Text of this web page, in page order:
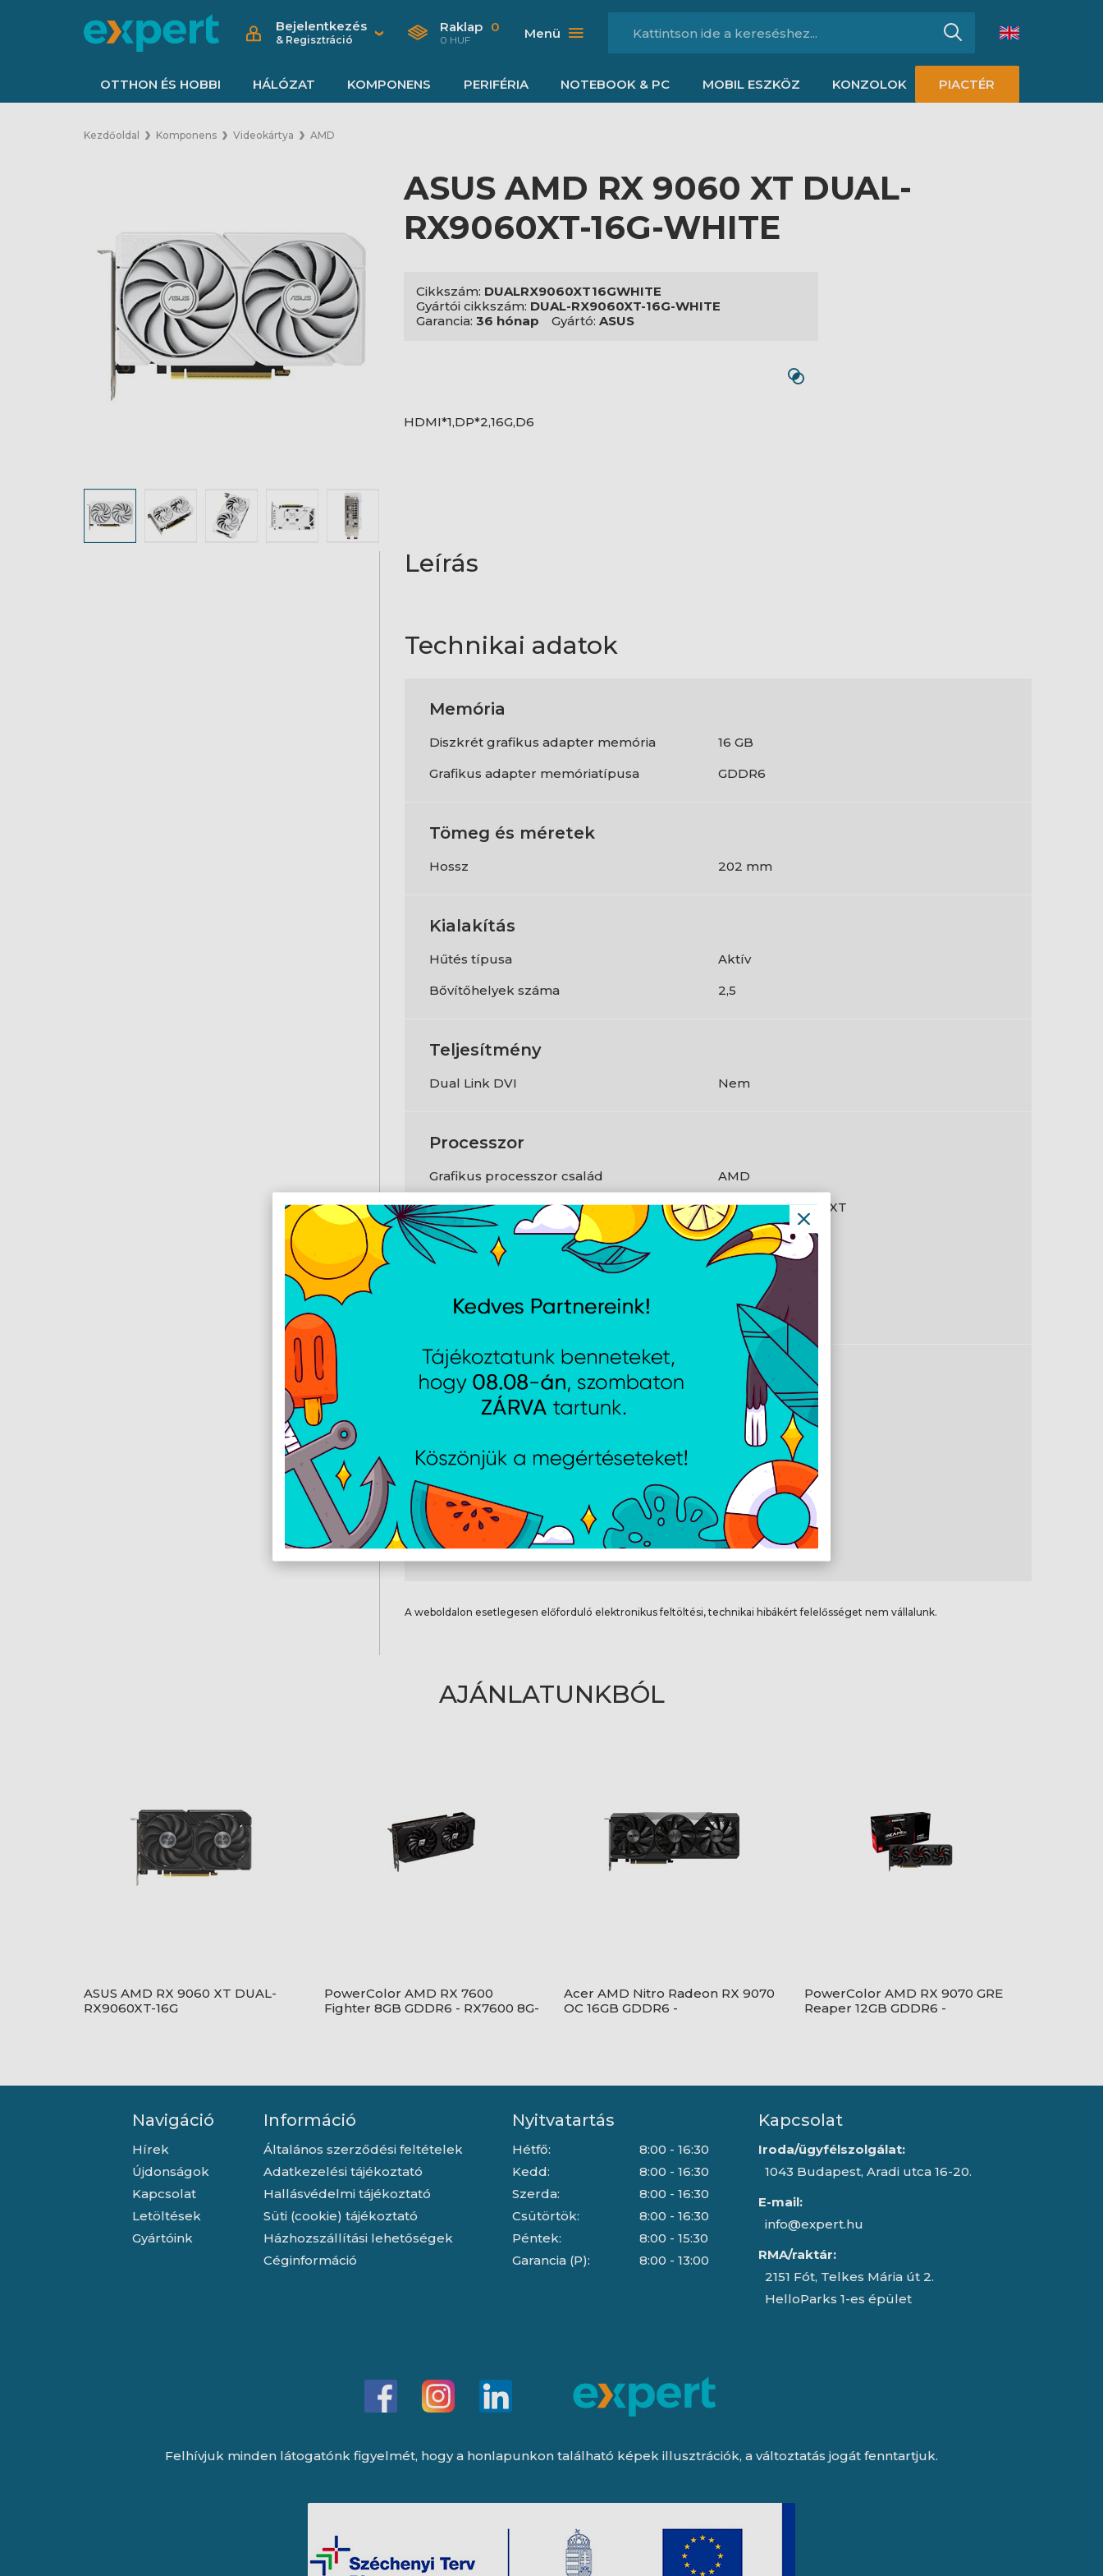
Bejelentkezés
& Regisztráció
Raklap 0
0 HUF Menü
OTTHON ÉS HOBBI HÁLÓZAT KOMPONENS PERIFÉRIA NOTEBOOK & PC MOBIL ESZKÖZ KONZOLOK PIACTÉR
Kezdőoldal Komponens Videokártya AMD
ASUS AMD RX 9060 XT DUAL-
RX9060XT-16G-WHITE
Cikkszám: DUALRX9060XT16GWHITE
Gyártói cikkszám: DUAL-RX9060XT-16G-WHITE
Garancia: 36 hónap Gyártó: ASUS
HDMI*1,DP*2,16G,D6
Leírás
Technikai adatok
Memória
Diszkrét grafikus adapter memória
16 GB
Grafikus adapter memóriatípusa
GDDR6
Tömeg és méretek
Hossz 202 mm
Kialakítás
Hűtés típusa
Aktív
Bővítőhelyek száma
2,5
Teljesítmény
Dual Link DVI Nem
Processzor
Grafikus processzor család
AMD
Grafikus processzor
Radeon RX 9060 XT
Kijelzők max. száma videókártyánként
3
Processzor boost órajel (OC mód)
3 250 Mhz
Processzor órajel boost sebessége
(játék módban)
2 620 Mhz
Csatlakozók és csatlakozási
felületek
PCI Express 5.0
HDMI portok mennyisége
DVI-D portok száma
DisplayPort száma
2
DVI-I portok száma
0
A weboldalon esetlegesen előforduló elektronikus feltöltési, technikai hibákért felelősséget nem vállalunk.
AJÁNLATUNKBÓL
ASUS AMD RX 9060 XT DUAL-
RX9060XT-16G
PowerColor AMD RX 7600
Fighter 8GB GDDR6 - RX7600 8G-
Acer AMD Nitro Radeon RX 9070
OC 16GB GDDR6 -
PowerColor AMD RX 9070 GRE
Reaper 12GB GDDR6 -
Navigáció
Hírek
Újdonságok
Kapcsolat
Letöltések
Gyártóink
Információ
Általános szerződési feltételek
Adatkezelési tájékoztató
Hallásvédelmi tájékoztató
Süti (cookie) tájékoztató
Házhozszállítási lehetőségek
Céginformáció
Nyitvatartás
Hétfő:
Kedd:
Szerda:
Csütörtök:
Péntek:
Garancia (P):
8:00 - 16:30
8:00 - 16:30
8:00 - 16:30
8:00 - 16:30
8:00 - 15:30
8:00 - 13:00
Kapcsolat
Iroda/ügyfélszolgálat:
1043 Budapest, Aradi utca 16-20.
E-mail:
info@expert.hu
RMA/raktár:
2151 Fót, Telkes Mária út 2.
HelloParks 1-es épület
Felhívjuk minden látogatónk figyelmét, hogy a honlapunkon található képek illusztrációk, a változtatás jogát fenntartjuk.